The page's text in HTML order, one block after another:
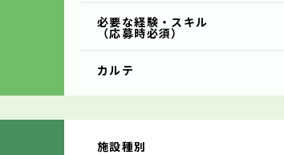
必要な経験・スキル
（応募時必須）
カルテ
施設種別